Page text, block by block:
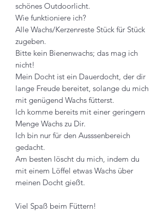
schönes Outdoorlicht.
Wie funktioniere ich?
Alle Wachs/Kerzenreste Stück für Stück
zugeben.
Bitte kein Bienenwachs; das mag ich
nicht!
Mein Docht ist ein Dauerdocht, der dir
lange Freude bereitet, solange du mich
mit genügend Wachs fütterst.
Ich komme bereits mit einer geringern
Menge Wachs zu Dir.
Ich bin nur für den Ausssenbereich
gedacht.
Am besten löscht du mich, indem du
mit einem Löffel etwas Wachs über
meinen Docht gießt.
Viel Spaß beim Füttern!